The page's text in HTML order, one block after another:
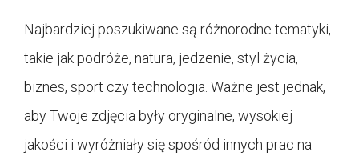
Najbardziej poszukiwane są różnorodne tematyki,
takie jak podróże, natura, jedzenie, styl życia,
biznes, sport czy technologia. Ważne jest jednak,
aby Twoje zdjęcia były oryginalne, wysokiej
jakości i wyróżniały się spośród innych prac na